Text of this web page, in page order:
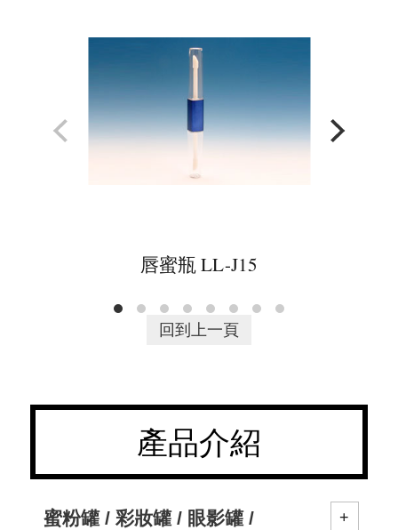
產品介紹
蜜粉罐 / 彩妝罐 / 眼影罐 /
唇蜜瓶 LL-J15
回到上一頁